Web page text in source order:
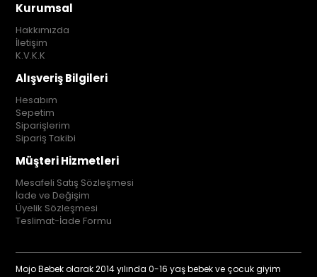
Kurumsal
Hakkımızda
İletişim
K.V.K.K
Alışveriş Bilgileri
Hesabım
Sepetim
Siparişlerim
Sipariş Takibi
Müşteri Hizmetleri
Mesafeli Satış Sözleşmesi
İade ve Değişim
Üyelik Sözleşmesi
Teslimat-İade Formu
Mojo Bebek olarak 2014 yılında 0-16 yaş bebek ve çocuk giyim